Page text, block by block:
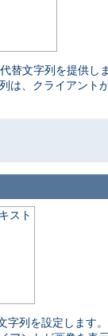
替文字列を提供し
は、クライアント
スト
字列を設定します。